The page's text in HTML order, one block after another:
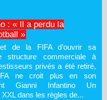
: « Il a perdu la
»
de la FIFA d’ouvrir sa
structure commerciale à
privés a été retiré,
ne croit plus en son
Gianni Infantino Un
XXL dans les règles de...